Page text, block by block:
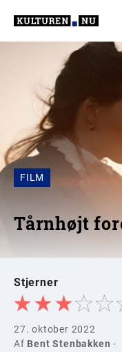
FILM
Tårnhøjt
Stjerner
27. oktober 2022
Af Bent Stenbakken -